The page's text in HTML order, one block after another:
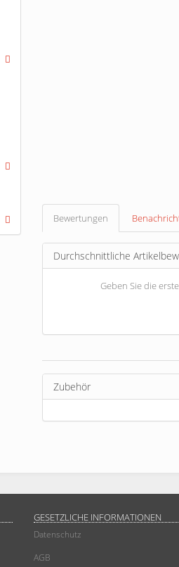
Bewertungen
Durchschnittliche
Geben Sie die
Zubehör
GESETZLICHE INFORMATIONEN
Datenschutz
AGB